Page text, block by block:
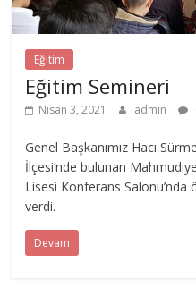
Eğitim
Eğitim Semineri
Nisan 3, 2021 admin
Genel Başkanımız Hacı
İlçesi’nde bulunan
Lisesi Konferans
verdi.
Devam